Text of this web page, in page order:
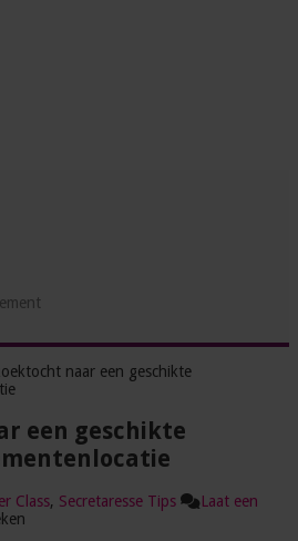
naar een geschikte
een geschikte
Class, Secretaresse Tips
Laat een